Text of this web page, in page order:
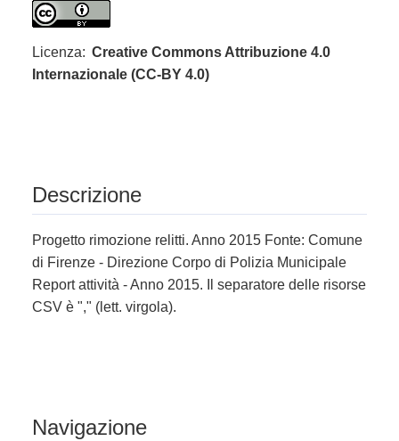
Licenza: Creative Commons Attribuzione 4.0
Internazionale (CC-BY 4.0)
Descrizione
Progetto rimozione relitti. Anno 2015 Fonte: Comune
di Firenze - Direzione Corpo di Polizia Municipale
Report attività - Anno 2015. Il separatore delle risorse
CSV è "," (lett. virgola).
Navigazione